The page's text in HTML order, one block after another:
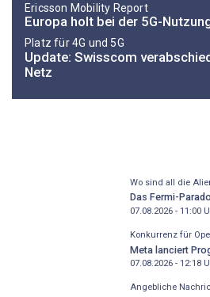
Ericsson Mobility Report
Europa holt bei der 5G-
Platz für 4G und 5G
Update: Swisscom
Netz
Wo sind all die
Das Fermi-
07.08.2026 - 11:00
Konkurrenz für
Meta lanciert
07.08.2026 - 12:18
Angebliche